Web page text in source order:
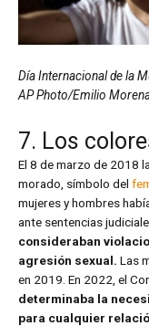
Día Internacional de la
AP Photo/Emilio
7. Los
El 8 de marzo de 2018
morado, símbolo del
mujeres y hombres
ante sentencias
consideraban
agresión sexual. Las
en 2019. En 2022, el
determinaba la
para cualquier